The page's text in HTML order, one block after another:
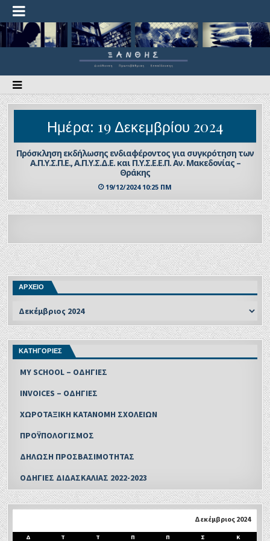
Ημέρα: 19 Δεκεμβρίου 2024
Πρόσκληση εκδήλωσης ενδιαφέροντος για συγκρότηση των
Α.Π.Υ.Σ.Π.Ε., Α.Π.Υ.Σ.Δ.Ε. και Π.Υ.Σ.Ε.Ε.Π. Αν. Μακεδονίας –
Θράκης
19/12/2024 10:25 ΠΜ
ΑΡΧΕΙΟ
ΚΑΤΗΓΟΡΙΕΣ
MY SCHOOL – ΟΔΗΓΙΕΣ
INVOICES – ΟΔΗΓΙΕΣ
ΧΩΡΟΤΑΞΙΚΗ ΚΑΤΑΝΟΜΗ ΣΧΟΛΕΙΩΝ
ΠΡΟΫΠΟΛΟΓΙΣΜΟΣ
ΔΗΛΩΣΗ ΠΡΟΣΒΑΣΙΜΟΤΗΤΑΣ
ΟΔΗΓΙΕΣ ΔΙΔΑΣΚΑΛΙΑΣ 2022-2023
Δεκέμβριος 2024
Δ Τ Τ Π Π Σ Κ